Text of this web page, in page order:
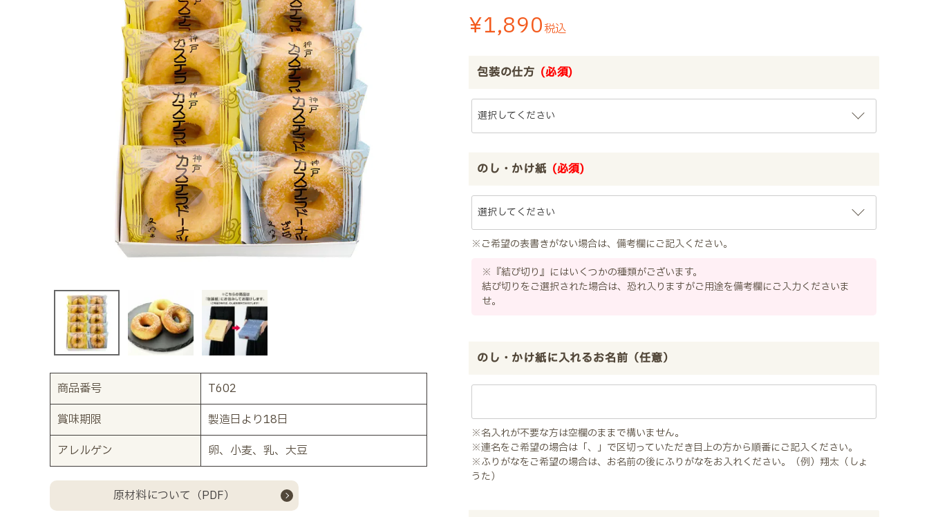
商品番号
T602
賞味期限
製造日より18日
アレルゲン
卵、小麦、乳、大豆
原材料について（PDF）
¥1,890税込
包装の仕方 (必須)
のし・かけ紙 (必須)
※ご希望の表書きがない場合は、備考欄にご記入ください。
※『結び切り』にはいくつかの種類がございます。
結び切りをご選択された場合は、恐れ入りますがご用途を備考欄にご入力くださいま
せ。
のし・かけ紙に入れるお名前（任意）
※名入れが不要な方は空欄のままで構いません。
※連名をご希望の場合は「、」で区切っていただき目上の方から順番にご記入ください。
※ふりがなをご希望の場合は、お名前の後にふりがなをお入れください。（例）翔太（しょ
うた）